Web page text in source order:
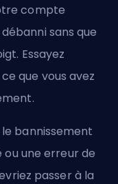
compte
sans que
Essayez
que vous avez
bannissement
une erreur de
passer à la